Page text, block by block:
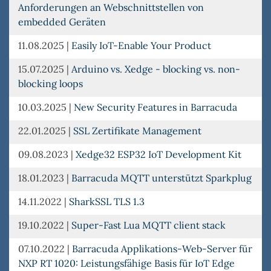
Anforderungen an Webschnittstellen von
embedded Geräten
11.08.2025 | Easily IoT-Enable Your Product
15.07.2025 | Arduino vs. Xedge - blocking vs. non-
blocking loops
10.03.2025 | New Security Features in Barracuda
22.01.2025 | SSL Zertifikate Management
09.08.2023 | Xedge32 ESP32 IoT Development Kit
18.01.2023 | Barracuda MQTT unterstützt Sparkplug
14.11.2022 | SharkSSL TLS 1.3
19.10.2022 | Super-Fast Lua MQTT client stack
07.10.2022 | Barracuda Applikations-Web-Server für
NXP RT 1020: Leistungsfähige Basis für IoT Edge